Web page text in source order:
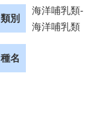
類別
海洋哺乳類-
海洋哺乳類
種名